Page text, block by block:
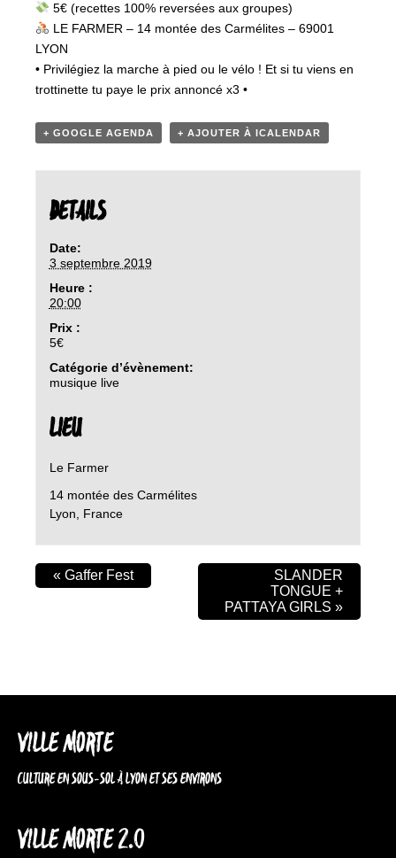
5€ (recettes 100% reversées aux groupes)
‍ LE FARMER – 14 montée des Carmélites – 69001
LYON
• Privilégiez la marche à pied ou le vélo ! Et si tu viens en
trottinette tu paye le prix annoncé x3 •
+ GOOGLE AGENDA + AJOUTER À ICALENDAR
DETAILS
Date:
3 septembre 2019
Heure :
20:00
Prix :
5€
Catégorie d’évènement:
musique live
LIEU
Le Farmer
14 montée des Carmélites
Lyon
France
« Gaffer Fest
SLANDER
TONGUE +
PATTAYA GIRLS »
VILLE MORTE
CULTURE EN SOUS-SOL À LYON ET SES ENVIRONS
VILLE MORTE 2.0